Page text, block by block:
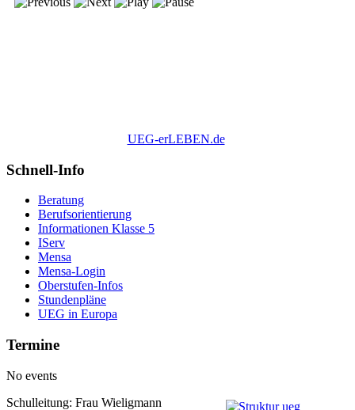
UEG-erLEBEN.de
Schnell-Info
Beratung
Berufsorientierung
Informationen Klasse 5
IServ
Mensa
Mensa-Login
Oberstufen-Infos
Stundenpläne
UEG in Europa
Termine
No events
Schulleitung: Frau Wieligmann